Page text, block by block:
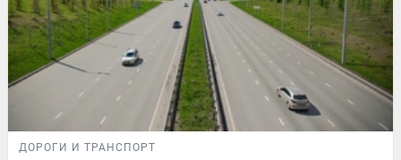
ДОРОГИ И ТРАНСПОРТ